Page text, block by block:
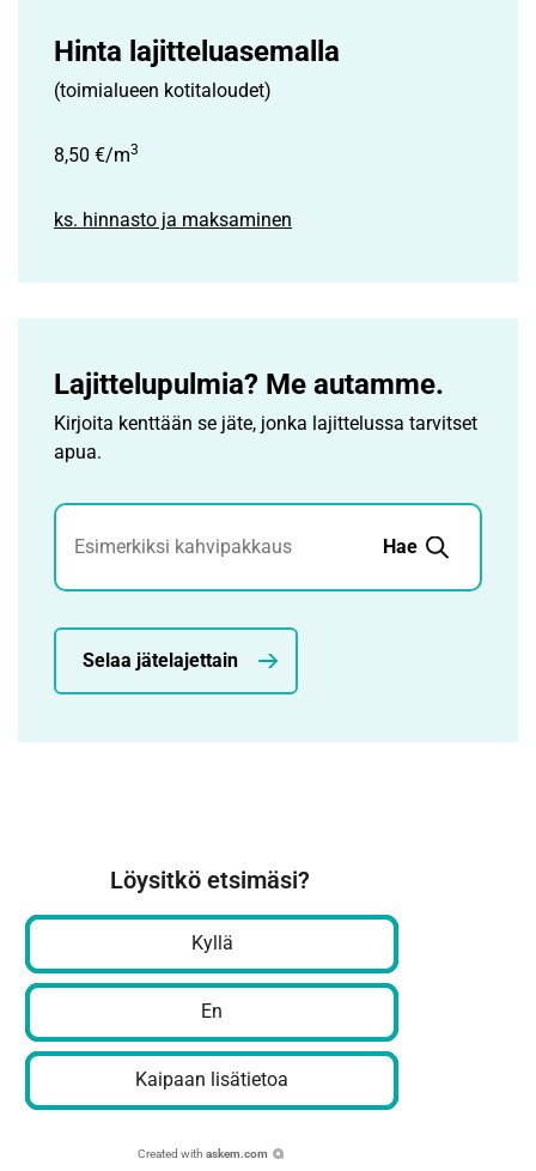
Hinta lajitteluasemalla
(toimialueen kotitaloudet)
8,50 €/m3
ks. hinnasto ja maksaminen
Lajittelupulmia? Me autamme.
Kirjoita kenttään se jäte, jonka lajittelussa tarvitset
apua.
Jätehaku
Hae
Selaa jätelajettain
Löysitkö etsimäsi?
Kyllä
En
Kaipaan lisätietoa
Created with askem.com